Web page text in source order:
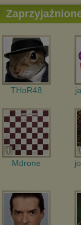
THoR48
Mdrone